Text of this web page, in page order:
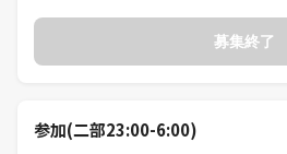
募集終了
参加(二部23:00-6:00)